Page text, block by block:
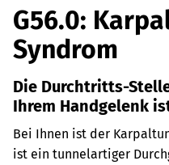
G56.0:
Syndrom
Die Durchtritts-
Ihrem Handgelenk
Bei Ihnen ist der
ist ein tunnelartiger